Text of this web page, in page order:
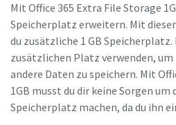
Mit Office 365 Extra File Storage
Speicherplatz erweitern. Mit
du zusätzliche 1 GB Speicherplatz.
zusätzlichen Platz verwenden,
andere Daten zu speichern. Mit
1GB musst du dir keine Sorgen um
Speicherplatz machen, da du ihn